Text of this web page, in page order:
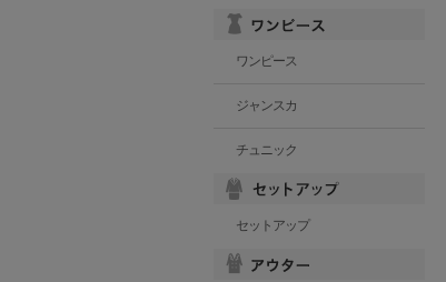
ワンピース
ジャンスカ
チュニック
セットアップ